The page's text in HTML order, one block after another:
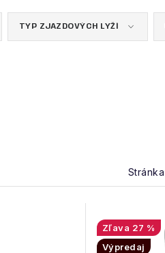
TYP ZJAZDOVÝCH LYŽÍ
Stránka
27 %
Výpredaj